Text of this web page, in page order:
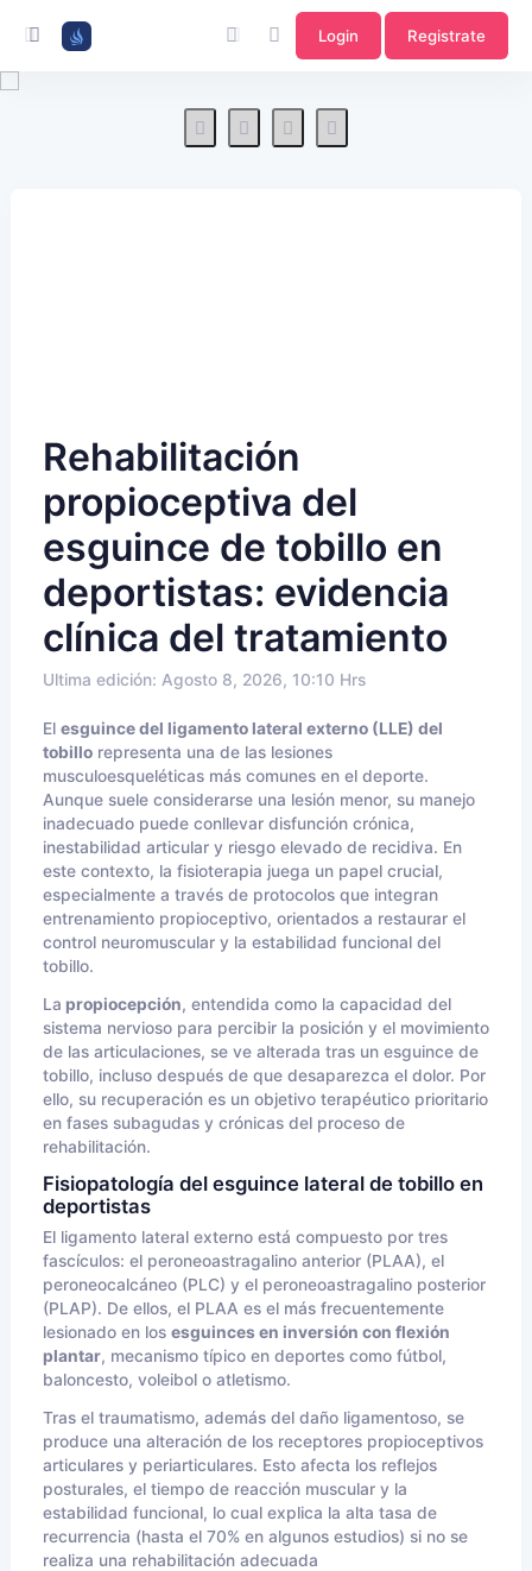
Login Registrate
Rehabilitación
propioceptiva del
esguince de tobillo en
deportistas: evidencia
clínica del tratamiento
Ultima edición: Agosto 8, 2026, 10:10 Hrs
El esguince del ligamento lateral externo (LLE) del
tobillo representa una de las lesiones
musculoesqueléticas más comunes en el deporte.
Aunque suele considerarse una lesión menor, su manejo
inadecuado puede conllevar disfunción crónica,
inestabilidad articular y riesgo elevado de recidiva. En
este contexto, la fisioterapia juega un papel crucial,
especialmente a través de protocolos que integran
entrenamiento propioceptivo, orientados a restaurar el
control neuromuscular y la estabilidad funcional del
tobillo.
La propiocepción, entendida como la capacidad del
sistema nervioso para percibir la posición y el movimiento
de las articulaciones, se ve alterada tras un esguince de
tobillo, incluso después de que desaparezca el dolor. Por
ello, su recuperación es un objetivo terapéutico prioritario
en fases subagudas y crónicas del proceso de
rehabilitación.
Fisiopatología del esguince lateral de tobillo en
deportistas
El ligamento lateral externo está compuesto por tres
fascículos: el peroneoastragalino anterior (PLAA), el
peroneocalcáneo (PLC) y el peroneoastragalino posterior
(PLAP). De ellos, el PLAA es el más frecuentemente
lesionado en los esguinces en inversión con flexión
plantar, mecanismo típico en deportes como fútbol,
baloncesto, voleibol o atletismo.
Tras el traumatismo, además del daño ligamentoso, se
produce una alteración de los receptores propioceptivos
articulares y periarticulares. Esto afecta los reflejos
posturales, el tiempo de reacción muscular y la
estabilidad funcional, lo cual explica la alta tasa de
recurrencia (hasta el 70% en algunos estudios) si no se
realiza una rehabilitación adecuada